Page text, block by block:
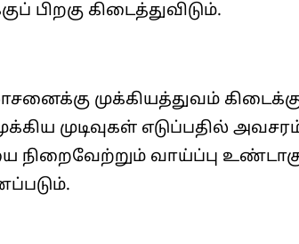
பிறகு கிடைத்துவிடும்.
முக்கியத்துவம்
முடிவுகள் எடுப்பதில்
நிறைவேற்றும் வாய்ப்பு